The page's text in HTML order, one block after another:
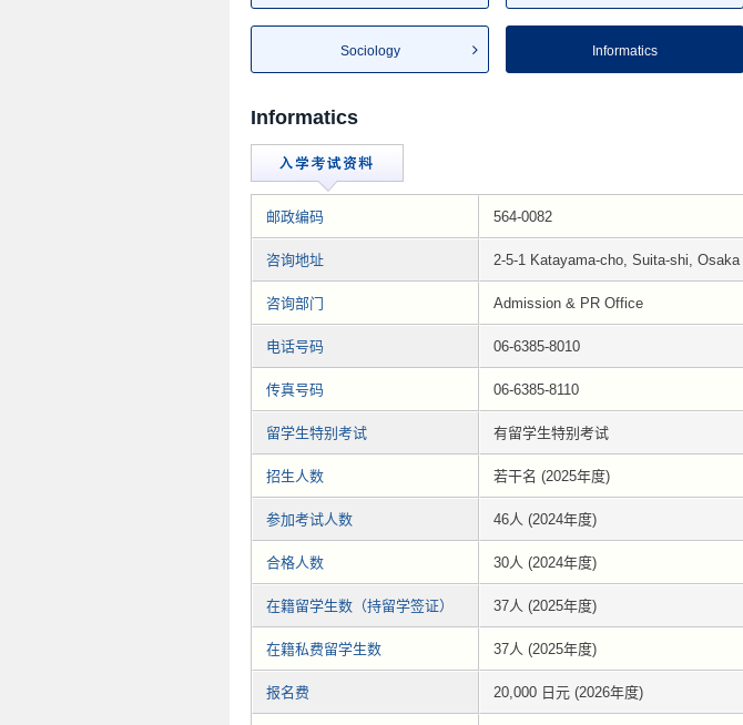
Sociology Informatics
Informatics
邮政编码 564-0082
咨询地址 2-5-1 Katayama-cho, Suita-shi, Osaka
咨询部门 Admission & PR Office
电话号码 06-6385-8010
传真号码 06-6385-8110
留学生特别考试 有留学生特别考试
招生人数 若干名 (2025年度)
参加考试人数 46人 (2024年度)
合格人数 30人 (2024年度)
在籍留学生数（持留学签证） 37人 (2025年度)
在籍私费留学生数 37人 (2025年度)
报名费 20,000 日元 (2026年度)